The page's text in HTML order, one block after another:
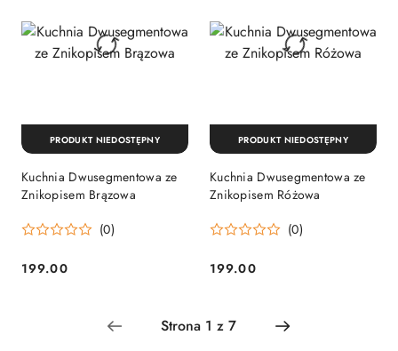
Kuchnia Dwusegmentowa ze
Znikopisem Brązowa
(0)
Cena:
199.00
PRODUKT NIEDOSTĘPNY
Kuchnia Dwusegmentowa ze
Znikopisem Różowa
(0)
Cena:
199.00
PRODUKT NIEDOSTĘPNY